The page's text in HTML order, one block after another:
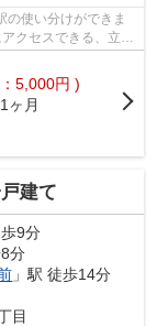
の使い分けができま
クセスできる、立地
5,000円 )
1ヶ月
建て
歩9分
分
」駅 徒歩14分
目